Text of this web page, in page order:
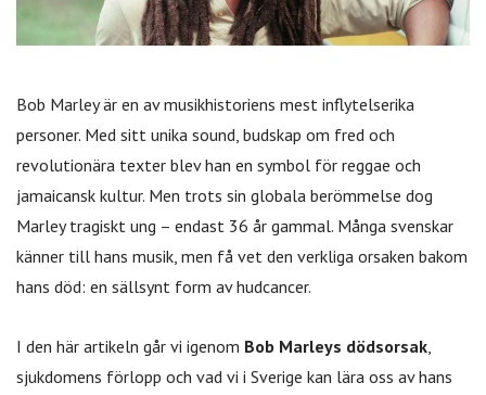
Bob Marley är en av musikhistoriens mest inflytelserika
personer. Med sitt unika sound, budskap om fred och
revolutionära texter blev han en symbol för reggae och
jamaicansk kultur. Men trots sin globala berömmelse dog
Marley tragiskt ung – endast 36 år gammal. Många svenskar
känner till hans musik, men få vet den verkliga orsaken bakom
hans död: en sällsynt form av hudcancer.
I den här artikeln går vi igenom Bob Marleys dödsorsak,
sjukdomens förlopp och vad vi i Sverige kan lära oss av hans